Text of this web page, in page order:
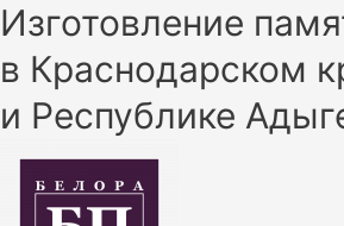
Изготовление
в Краснодарском
и Республике